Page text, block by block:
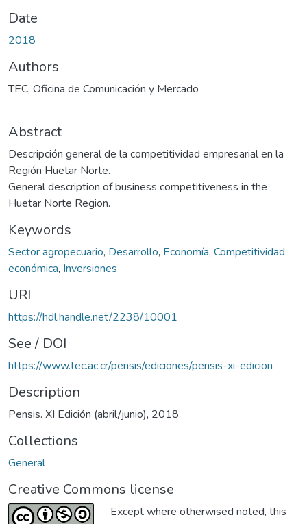
Date
2018
Authors
TEC, Oficina de Comunicación y Mercado
Abstract
Descripción general de la competitividad empresarial en la
Región Huetar Norte.
General description of business competitiveness in the
Huetar Norte Region.
Keywords
Sector agropecuario, Desarrollo, Economía, Competitividad
económica, Inversiones
URI
https://hdl.handle.net/2238/10001
See / DOI
https://www.tec.ac.cr/pensis/ediciones/pensis-xi-edicion
Description
Pensis. XI Edición (abril/junio), 2018
Collections
General
Creative Commons license
Except where otherwised noted, this